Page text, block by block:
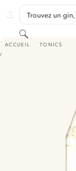
GINVENTORY
Trouvez un gin,
Rechercher
ACCUEIL TONICS
GOLDBERG GINGER BEER